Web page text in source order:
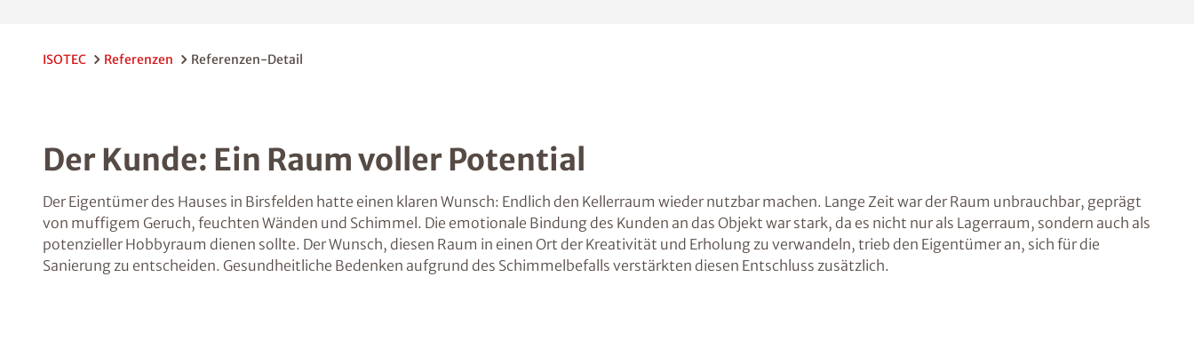
ISOTEC Referenzen Referenzen-Detail
Der Kunde: Ein Raum voller Potential
Der Eigentümer des Hauses in Birsfelden hatte einen klaren Wunsch: Endlich den Kellerraum wieder nutzbar machen. Lange Zeit war der Raum unbrauchbar, geprägt
von muffigem Geruch, feuchten Wänden und Schimmel. Die emotionale Bindung des Kunden an das Objekt war stark, da es nicht nur als Lagerraum, sondern auch als
potenzieller Hobbyraum dienen sollte. Der Wunsch, diesen Raum in einen Ort der Kreativität und Erholung zu verwandeln, trieb den Eigentümer an, sich für die
Sanierung zu entscheiden. Gesundheitliche Bedenken aufgrund des Schimmelbefalls verstärkten diesen Entschluss zusätzlich.